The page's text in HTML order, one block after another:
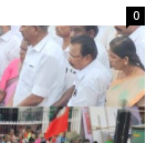
0